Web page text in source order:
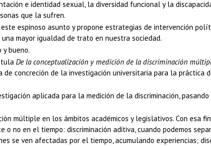
e identidad sexual, la diversidad funcional y la
que la sufren.
espinoso asunto y propone estrategias de intervención
mayor igualdad de trato en nuestra sociedad.
bueno.
De la conceptualización y medición de la discriminación
concreción de la investigación universitaria para la práctica
aplicada para la medición de la discriminación,
múltiple en los ámbitos académicos y legislativos. Con esa
o no en el tiempo: discriminación aditiva, cuando podemos
se ven afectadas por el tiempo, acumulando experiencias;